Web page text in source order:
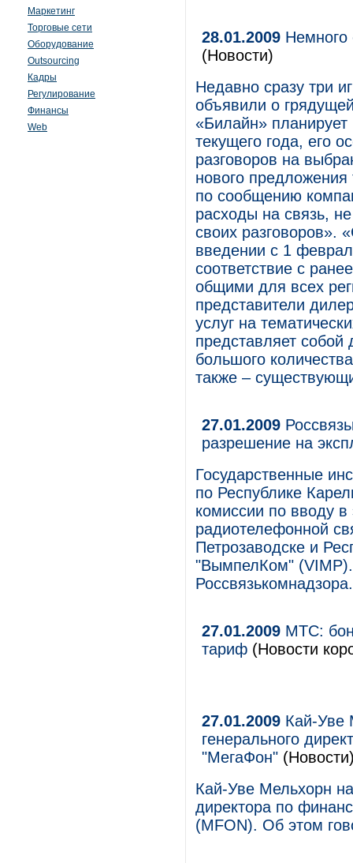
Маркетинг
Торговые сети
Оборудование
Outsourcing
Кадры
Регулирование
Финансы
Web
28.01.2009 Немного
(Новости)
Недавно сразу три
объявили о
«Билайн»
текущего года, его
разговоров на
нового
по сообщению
расходы на связь,
своих разговоров».
введении с 1
соответствие с
общими для всех
представители
услуг на
представляет собой
большого
также –
27.01.2009
разрешение на
Государственные
по Республике
комиссии по вводу
радиотелефонной
Петрозаводске и
"ВымпелКом"
Россвязькомнадзора.
27.01.2009 МТС:
тариф (Новости
27.01.2009 Кай-Уве
генерального
"МегаФон"
Кай-Уве Мельхорн
директора по
(MFON). Об этом